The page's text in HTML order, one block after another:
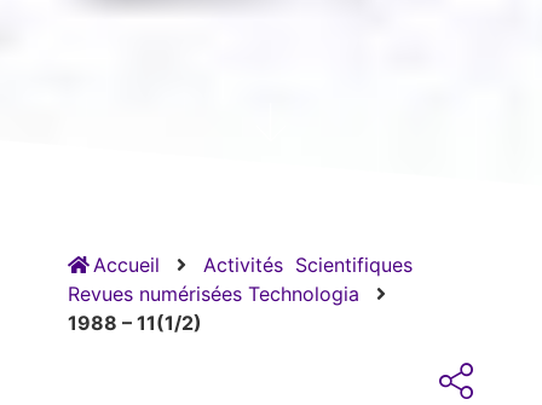
Accueil Activités Scientifiques
Revues numérisées Technologia
1988 – 11(1/2)